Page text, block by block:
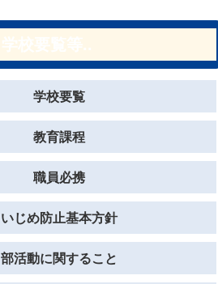
学校要覧
教育課程
職員必携
いじめ防止基本方針
部活動に関すること